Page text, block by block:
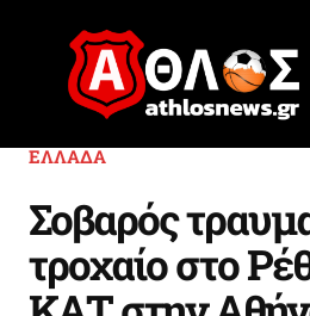
ΕΛΛΑΔΑ
Σοβαρός
τροχαίο στο